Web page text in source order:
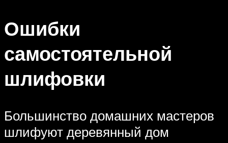
Ошибки
самостоятельной
шлифовки
Большинство домашних мастеров
шлифуют деревянный дом